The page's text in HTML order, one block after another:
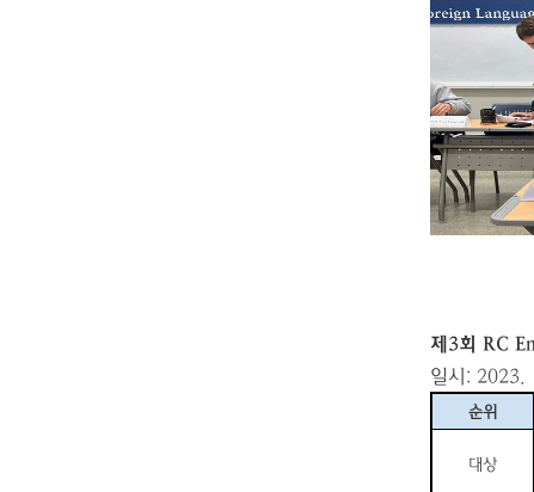
제3회 RC
일시 : 2023.
순위
대상